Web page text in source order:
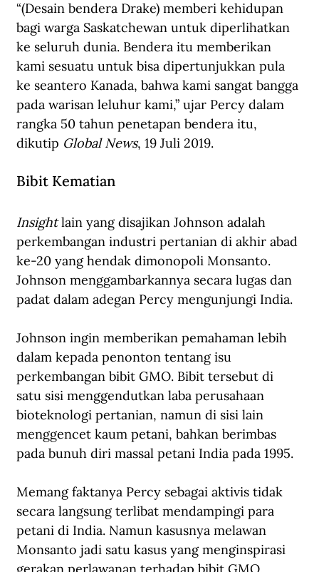
“(Desain bendera Drake) memberi kehidupan
bagi warga Saskatchewan untuk diperlihatkan
ke seluruh dunia. Bendera itu memberikan
kami sesuatu untuk bisa dipertunjukkan pula
ke seantero Kanada, bahwa kami sangat bangga
pada warisan leluhur kami,” ujar Percy dalam
rangka 50 tahun penetapan bendera itu,
dikutip Global News, 19 Juli 2019.
Bibit Kematian
Insight lain yang disajikan Johnson adalah
perkembangan industri pertanian di akhir abad
ke-20 yang hendak dimonopoli Monsanto.
Johnson menggambarkannya secara lugas dan
padat dalam adegan Percy mengunjungi India.
Johnson ingin memberikan pemahaman lebih
dalam kepada penonton tentang isu
perkembangan bibit GMO. Bibit tersebut di
satu sisi menggendutkan laba perusahaan
bioteknologi pertanian, namun di sisi lain
menggencet kaum petani, bahkan berimbas
pada bunuh diri massal petani India pada 1995.
Memang faktanya Percy sebagai aktivis tidak
secara langsung terlibat mendampingi para
petani di India. Namun kasusnya melawan
Monsanto jadi satu kasus yang menginspirasi